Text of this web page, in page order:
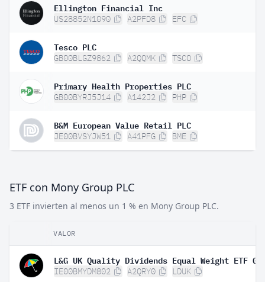
Ellington Financial Inc
US28852N1090 A2PFD8 EFC
Tesco PLC
GB00BLGZ9862 A2QQMK TSCO
Primary Health Properties PLC
GB00BYRJ5J14 A142J2 PHP
B&M European Value Retail PLC
JE00BVSYJW51 A41PFG BME
ETF con Mony Group PLC
3 ETF invierten al menos un 1 % en Mony Group PLC.
VALOR
IE00BMYDM802 A2QRY0 LDUK